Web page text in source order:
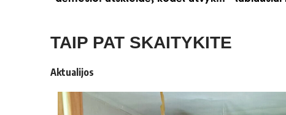
TAIP PAT SKAITYKITE
Aktualijos